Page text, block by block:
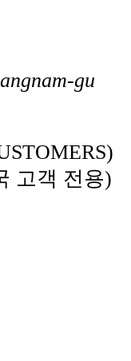
gu
고객 전용)